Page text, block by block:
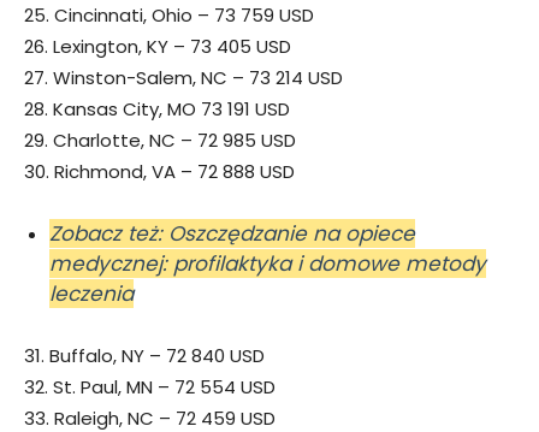
25. Cincinnati, Ohio – 73 759 USD
26. Lexington, KY – 73 405 USD
27. Winston-Salem, NC – 73 214 USD
28. Kansas City, MO 73 191 USD
29. Charlotte, NC – 72 985 USD
30. Richmond, VA – 72 888 USD
Zobacz też: Oszczędzanie na opiece
medycznej: profilaktyka i domowe metody
leczenia
31. Buffalo, NY – 72 840 USD
32. St. Paul, MN – 72 554 USD
33. Raleigh, NC – 72 459 USD